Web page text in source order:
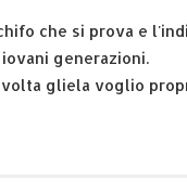
che si prova e
generazioni.
volta gliela voglio